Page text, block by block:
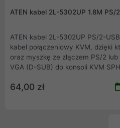
ATEN kabel 2L-5302UP 1.8M PS/
ATEN kabel 2L-5302UP PS/2-
kabel połączeniowy KVM, dzięki
oraz myszkę ze złączem PS/2
VGA (D-SUB) do konsoli KVM
(klawiatura/mysz/wideo). Dzięki
urządzeń firmy ATEN
64,00 zł